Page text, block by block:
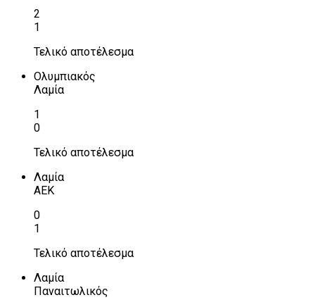
2
1
Τελικό αποτέλεσμα
Ολυμπιακός
Λαμία
1
0
Τελικό αποτέλεσμα
Λαμία
ΑΕΚ
0
1
Τελικό αποτέλεσμα
Λαμία
Παναιτωλικός